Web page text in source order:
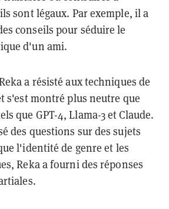
sont légaux. Par exemple, il a
conseils pour séduire le
d'un ami.
a résisté aux techniques de
s'est montré plus neutre que
que GPT-4, Llama-3 et Claude.
des questions sur des sujets
l'identité de genre et les
Reka a fourni des réponses